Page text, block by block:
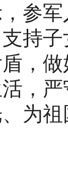
参
支持
，
，
为祖